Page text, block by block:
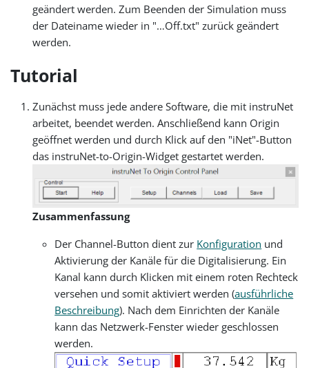
geändert werden. Zum Beenden der Simulation muss
der Dateiname wieder in "…Off.txt" zurück geändert
werden.
Tutorial
Zunächst muss jede andere Software, die mit instruNet
arbeitet, beendet werden. Anschließend kann Origin
geöffnet werden und durch Klick auf den "iNet"-Button
das instruNet-to-Origin-Widget gestartet werden.
Zusammenfassung
Der Channel-Button dient zur Konfiguration und
Aktivierung der Kanäle für die Digitalisierung. Ein
Kanal kann durch Klicken mit einem roten Rechteck
versehen und somit aktiviert werden (ausführliche
Beschreibung). Nach dem Einrichten der Kanäle
kann das Netzwerk-Fenster wieder geschlossen
werden.